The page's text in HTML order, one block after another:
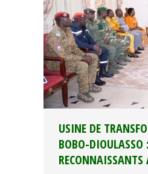
USINE DE
BOBO-DIOULASSO
RECONNAISSANTS